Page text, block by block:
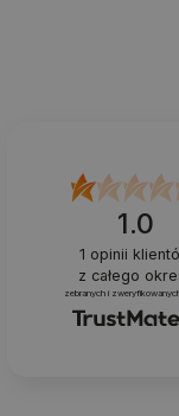
1.0
1 opinii
z całego
zebranych i